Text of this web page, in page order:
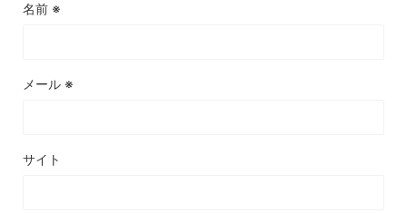
名前 ※
メール ※
サイト